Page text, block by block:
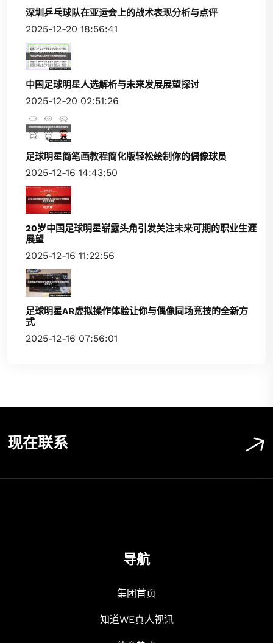
深圳乒乓球队在亚运会上的战术表现分析与点评
2025-12-20 18:56:41
中国足球明星人选解析与未来发展展望探讨
2025-12-20 02:51:26
足球明星简笔画教程简化版轻松绘制你的偶像球员
2025-12-16 14:43:50
20岁中国足球明星崭露头角引发关注未来可期的职业生涯
展望
2025-12-16 11:22:56
足球明星AR虚拟操作体验让你与偶像同场竞技的全新方
式
2025-12-16 07:56:01
现在联系
导航
集团首页
知道WE真人视讯